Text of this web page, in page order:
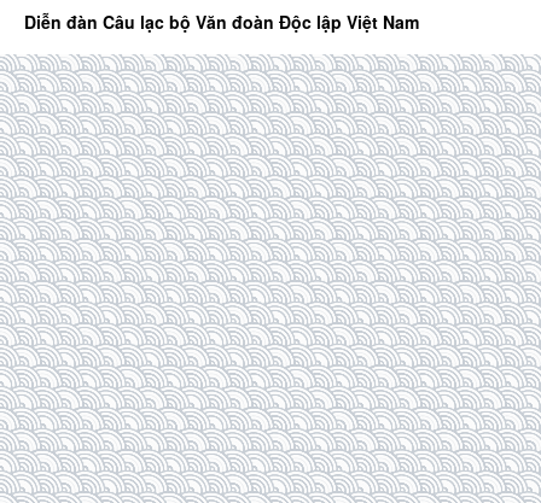
Diễn đàn Câu lạc bộ Văn đoàn Độc lập Việt Nam